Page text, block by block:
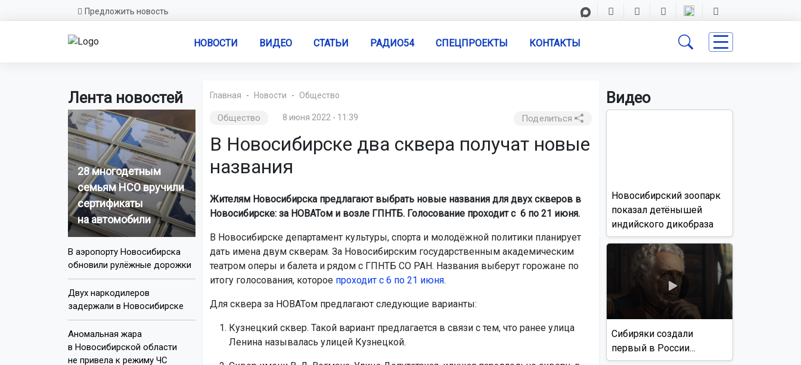
Предложить новость
НОВОСТИ ВИДЕО СТАТЬИ РАДИО54 СПЕЦПРОЕКТЫ КОНТАКТЫ
Лента новостей
28 многодетным
семьям НСО вручили
сертификаты
на автомобили
В аэропорту Новосибирска
обновили рулёжные дорожки
Двух наркодилеров
задержали в Новосибирске
Аномальная жара
в Новосибирской области
не привела к режиму ЧС
Главная Новости Общество
Общество 8 июня 2022 - 11:39 Поделиться
В Новосибирске два сквера получат новые
названия
Жителям Новосибирска предлагают выбрать новые названия для двух скверов в
Новосибирске: за НОВАТом и возле ГПНТБ. Голосование проходит с 6 по 21 июня.
В Новосибирске департамент культуры, спорта и молодёжной политики планирует
дать имена двум скверам. За Новосибирским государственным академическим
театром оперы и балета и рядом с ГПНТБ СО РАН. Названия выберут горожане по
итогу голосования, которое проходит с 6 по 21 июня.
Для сквера за НОВАТом предлагают следующие варианты:
Кузнецкий сквер. Такой вариант предлагается в связи с тем, что ранее улица
Ленина называлась улицей Кузнецкой.
Видео
Новосибирский зоопарк
показал детёнышей
индийского дикобраза
Сибиряки создали
первый в России
документальный фильм